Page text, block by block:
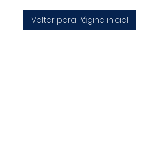
Voltar para Página inicial